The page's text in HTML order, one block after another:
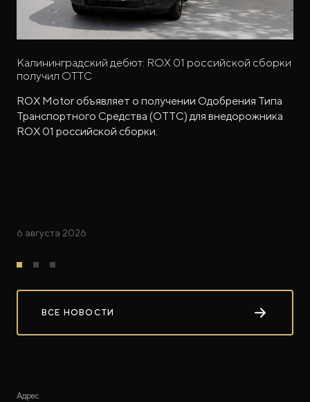
Калининградский дебют: ROX 01 российской сборки
получил ОТТС
ROX Motor объявляет о получении Одобрения Типа
Транспортного Средства (ОТТС) для внедорожника
ROX 01 российской сборки.
6 августа 2026
ВСЕ НОВОСТИ
Адрес